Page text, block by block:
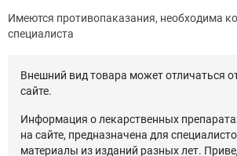
Имеются противопаказания, необходима
специалиста
Внешний вид товара может отличаться
сайте.
Информация о лекарственных
на сайте, предназначена для
материалы из изданий разных лет.